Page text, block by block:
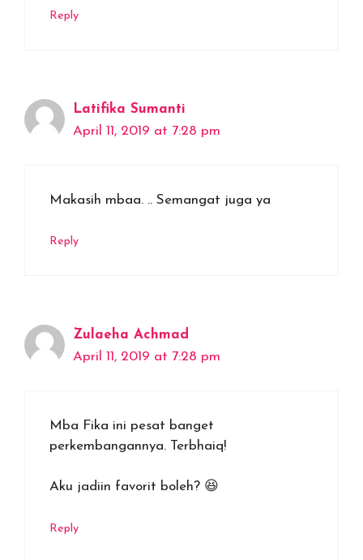
Reply
Latifika Sumanti
April 11, 2019 at 7:28 pm
Makasih mbaa. .. Semangat juga ya
Reply
Zulaeha Achmad
April 11, 2019 at 7:28 pm
Mba Fika ini pesat banget
perkembangannya. Terbhaiq!
Aku jadiin favorit boleh? 😆
Reply